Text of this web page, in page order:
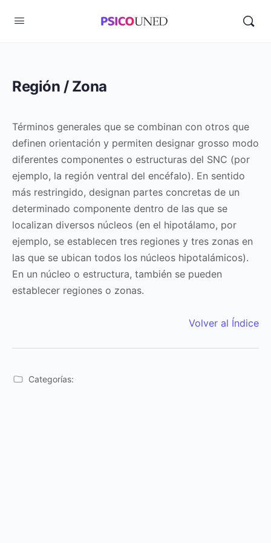
Región / Zona
Términos generales que se combinan con otros que
definen orientación y permiten designar grosso modo
diferentes componentes o estructuras del SNC (por
ejemplo, la región ventral del encéfalo). En sentido
más restringido, designan partes concretas de un
determinado componente dentro de las que se
localizan diversos núcleos (en el hipotálamo, por
ejemplo, se establecen tres regiones y tres zonas en
las que se ubican todos los núcleos hipotalámicos).
En un núcleo o estructura, también se pueden
establecer regiones o zonas.
Volver al Índice
Categorías: